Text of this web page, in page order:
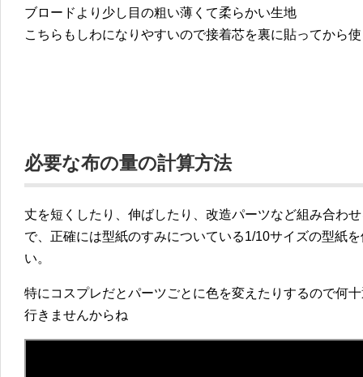
ブロードより少し目の粗い薄くて柔らかい生地
こちらもしわになりやすいので接着芯を裏に貼ってから
必要な布の量の計算方法
丈を短くしたり、伸ばしたり、改造パーツなど組み合わ
で、正確には型紙のすみについている1/10サイズの型紙
い。
特にコスプレだとパーツごとに色を変えたりするので何
行きませんからね